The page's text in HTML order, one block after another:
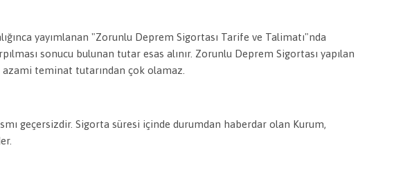
ğınca yayımlanan "Zorunlu Deprem Sigortası Tarife ve Talimatı"nda
sonucu bulunan tutar esas alınır. Zorunlu Deprem Sigortası yapılan
teminat tutarından çok olamaz.
geçersizdir. Sigorta süresi içinde durumdan haberdar olan Kurum,